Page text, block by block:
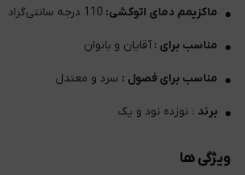
ماکزیمم دمای اتوکشی: 110 درجه سانتی‌گراد
مناسب برای :آقایان و بانوان
مناسب برای فصول : سرد و معتدل
برند : نوزده نود و یک
ویژگی ها